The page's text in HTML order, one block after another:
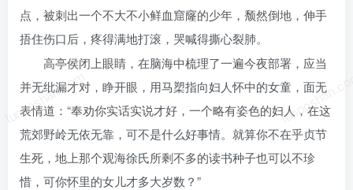
luoposhan.com
点，被刺出一个不大不小鲜血窟窿的少年，颓然倒地，伸手
捂住伤口后，疼得满地打滚，哭喊得撕心裂肺。
高亭侯闭上眼睛，在脑海中梳理了一遍今夜部署，应当
并无纰漏才对，睁开眼，用马槊指向妇人怀中的女童，面无
表情道：“奉劝你实话实说才好，一个略有姿色的妇人，在这
荒郊野岭无依无靠，可不是什么好事情。就算你不在乎贞节
生死，地上那个观海徐氏所剩不多的读书种子也可以不珍
惜，可你怀里的女儿才多大岁数？”